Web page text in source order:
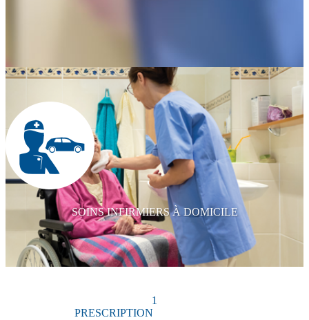
SOINS INFIRMIERS À DOMICILE
1
PRESCRIPTION